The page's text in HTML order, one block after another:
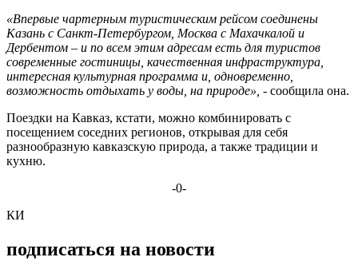
«Впервые чартерным туристическим рейсом соединены
Казань с Санкт-Петербургом, Москва с Махачкалой и
Дербентом – и по всем этим адресам есть для туристов
современные гостиницы, качественная инфраструктура,
интересная культурная программа и, одновременно,
возможность отдыхать у воды, на природе», - сообщила она.
Поездки на Кавказ, кстати, можно комбинировать с
посещением соседних регионов, открывая для себя
разнообразную кавказскую природа, а также традиции и
кухню.
-0-
КИ
подписаться на новости